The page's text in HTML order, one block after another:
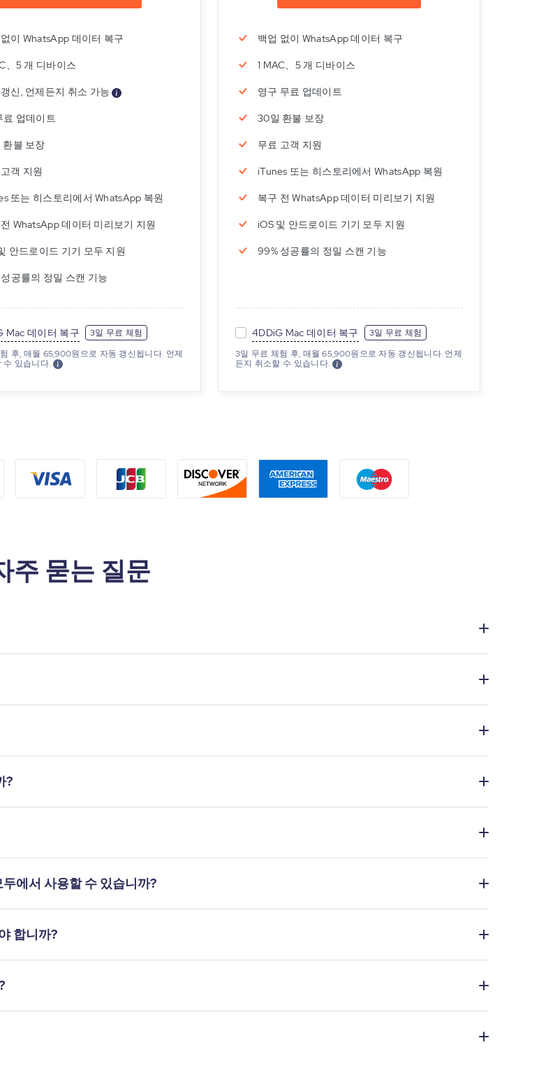
이 WhatsApp 데이터 복구
、5 개 디바이스
신, 언제든지 취소 가능
료 업데이트
불 보장
객 지원
또는 히스토리에서 WhatsApp 복원
WhatsApp 데이터 미리보기 지원
안드로이드 기기 모두 지원
공률의 정밀 스캔 기능
Mac 데이터 복구
3일 무료 체험
후, 매월 65,900원으로 자동 갱신됩니다. 언제
수 있습니다.
백업 없이 WhatsApp 데이터 복구
1 MAC、5 개 디바이스
영구 무료 업데이트
30일 환불 보장
무료 고객 지원
iTunes 또는 히스토리에서 WhatsApp 복원
복구 전 WhatsApp 데이터 미리보기 지원
iOS 및 안드로이드 기기 모두 지원
99% 성공률의 정밀 스캔 기능
4DDiG Mac 데이터 복구
3일 무료 체험
3일 무료 체험 후, 매월 65,900원으로 자동 갱신됩니다. 언제
든지 취소할 수 있습니다.
주 묻는 질문
?
에서 사용할 수 있습니까?
합니까?